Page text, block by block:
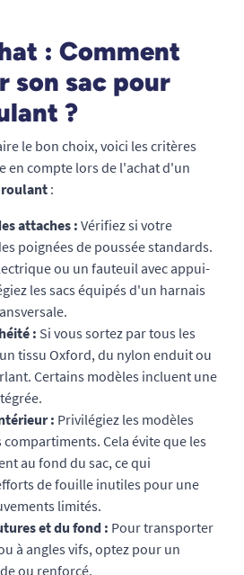
: Comment
son sac pour
?
le bon choix, voici les critères
en compte lors de l'achat d'un
roulant :
attaches : Vérifiez si votre
poignées de poussée standards.
ou un fauteuil avec appui-
les sacs équipés d'un harnais
: Si vous sortez par tous les
tissu Oxford, du nylon enduit ou
Certains modèles incluent une
: Privilégiez les modèles
Cela évite que les
au fond du sac, ce qui
de fouille inutiles pour une
limités.
et du fond : Pour transporter
à angles vifs, optez pour un
ou renforcé.